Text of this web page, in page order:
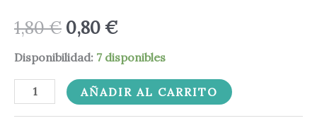
1,80€ 0,80€
Disponibilidad: 7 disponibles
AÑADIR AL CARRITO